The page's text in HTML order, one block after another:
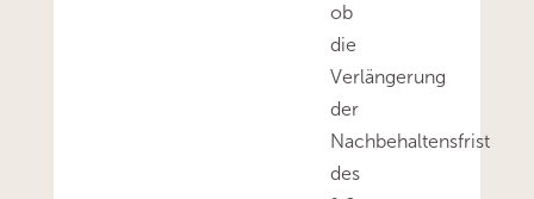
ob
die
Verlängerung
der
Nachbehaltensfrist
des